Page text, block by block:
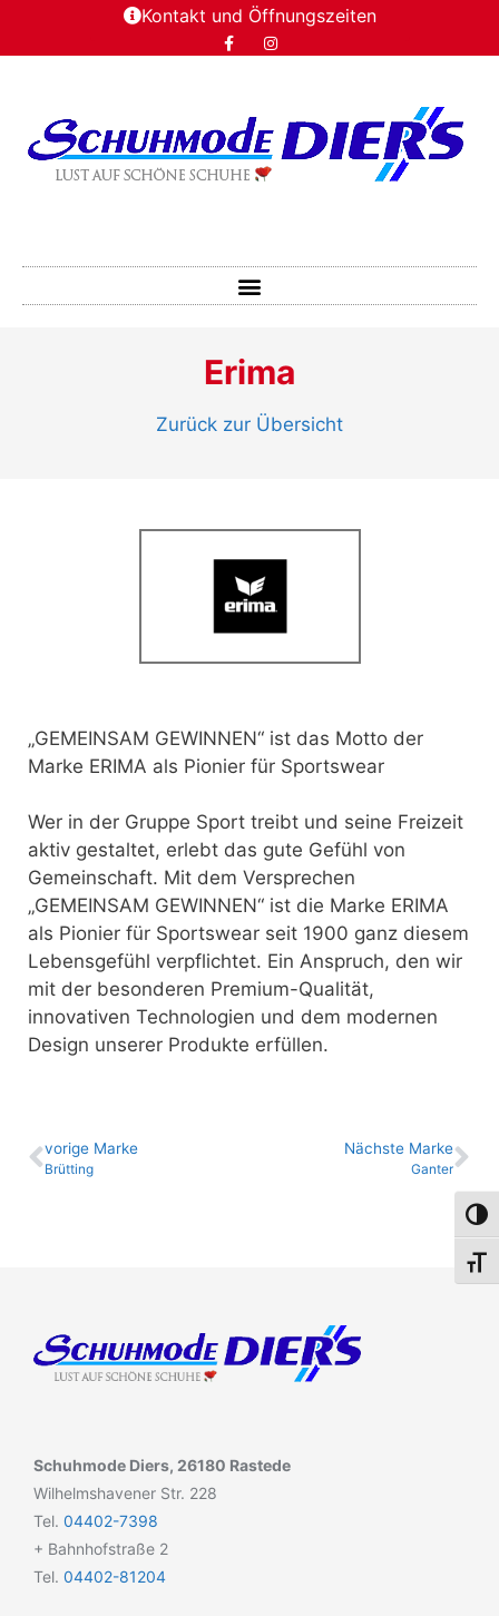
Kontakt und Öffnungszeiten
Erima
Zurück zur Übersicht
„GEMEINSAM GEWINNEN“ ist das Motto der
Marke ERIMA als Pionier für Sportswear
Wer in der Gruppe Sport treibt und seine Freizeit
aktiv gestaltet, erlebt das gute Gefühl von
Gemeinschaft. Mit dem Versprechen
„GEMEINSAM GEWINNEN“ ist die Marke ERIMA
als Pionier für Sportswear seit 1900 ganz diesem
Lebensgefühl verpflichtet. Ein Anspruch, den wir
mit der besonderen Premium-Qualität,
innovativen Technologien und dem modernen
Design unserer Produkte erfüllen.
vo­ri­ge Marke
Brütting
Nächste Marke
Ganter
Schuhmode Diers, 26180 Rastede
Wilhelmshavener Str. 228
Tel. 04402-7398
+ Bahnhofstraße 2
Tel. 04402-81204